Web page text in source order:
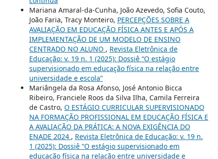
Mariana Amaral-da-Cunha, João Azevedo, Sofia Couto,
João Faria, Tracy Monteiro, PERCEPÇÕES SOBRE A
AVALIAÇÃO EM EDUCAÇÃO FÍSICA ANTES E APÓS A
IMPLEMENTAÇÃO DE UM MODELO DE ENSINO
CENTRADO NO ALUNO , Revista Eletrônica de
Educação: v. 19 n. 1 (2025): Dossiê “O estágio
supervisionado em educação física na relação entre
universidade e escola”
Mariângela da Rosa Afonso, José Antonio Bicca
Ribeiro, Franciele Roos da Silva Ilha, Camila Ferreira
de Castro, O ESTÁGIO CURRICULAR SUPERVISIONADO
NA FORMAÇÃO PROFISSIONAL EM EDUCAÇÃO FÍSICA E
A AVALIAÇÃO DA PRÁTICA: A NOVA EXIGÊNCIA DO
ENADE 2024 , Revista Eletrônica de Educação: v. 19 n.
1 (2025): Dossiê “O estágio supervisionado em
educação física na relação entre universidade e